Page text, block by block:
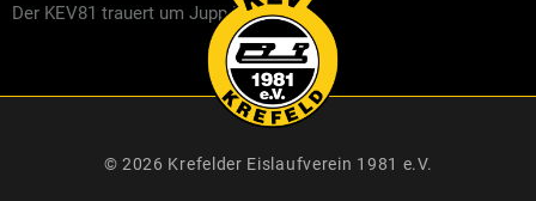
Der KEV81 trauert um Jupp Kompalla
© 2026 Krefelder Eislaufverein 1981 e.V.